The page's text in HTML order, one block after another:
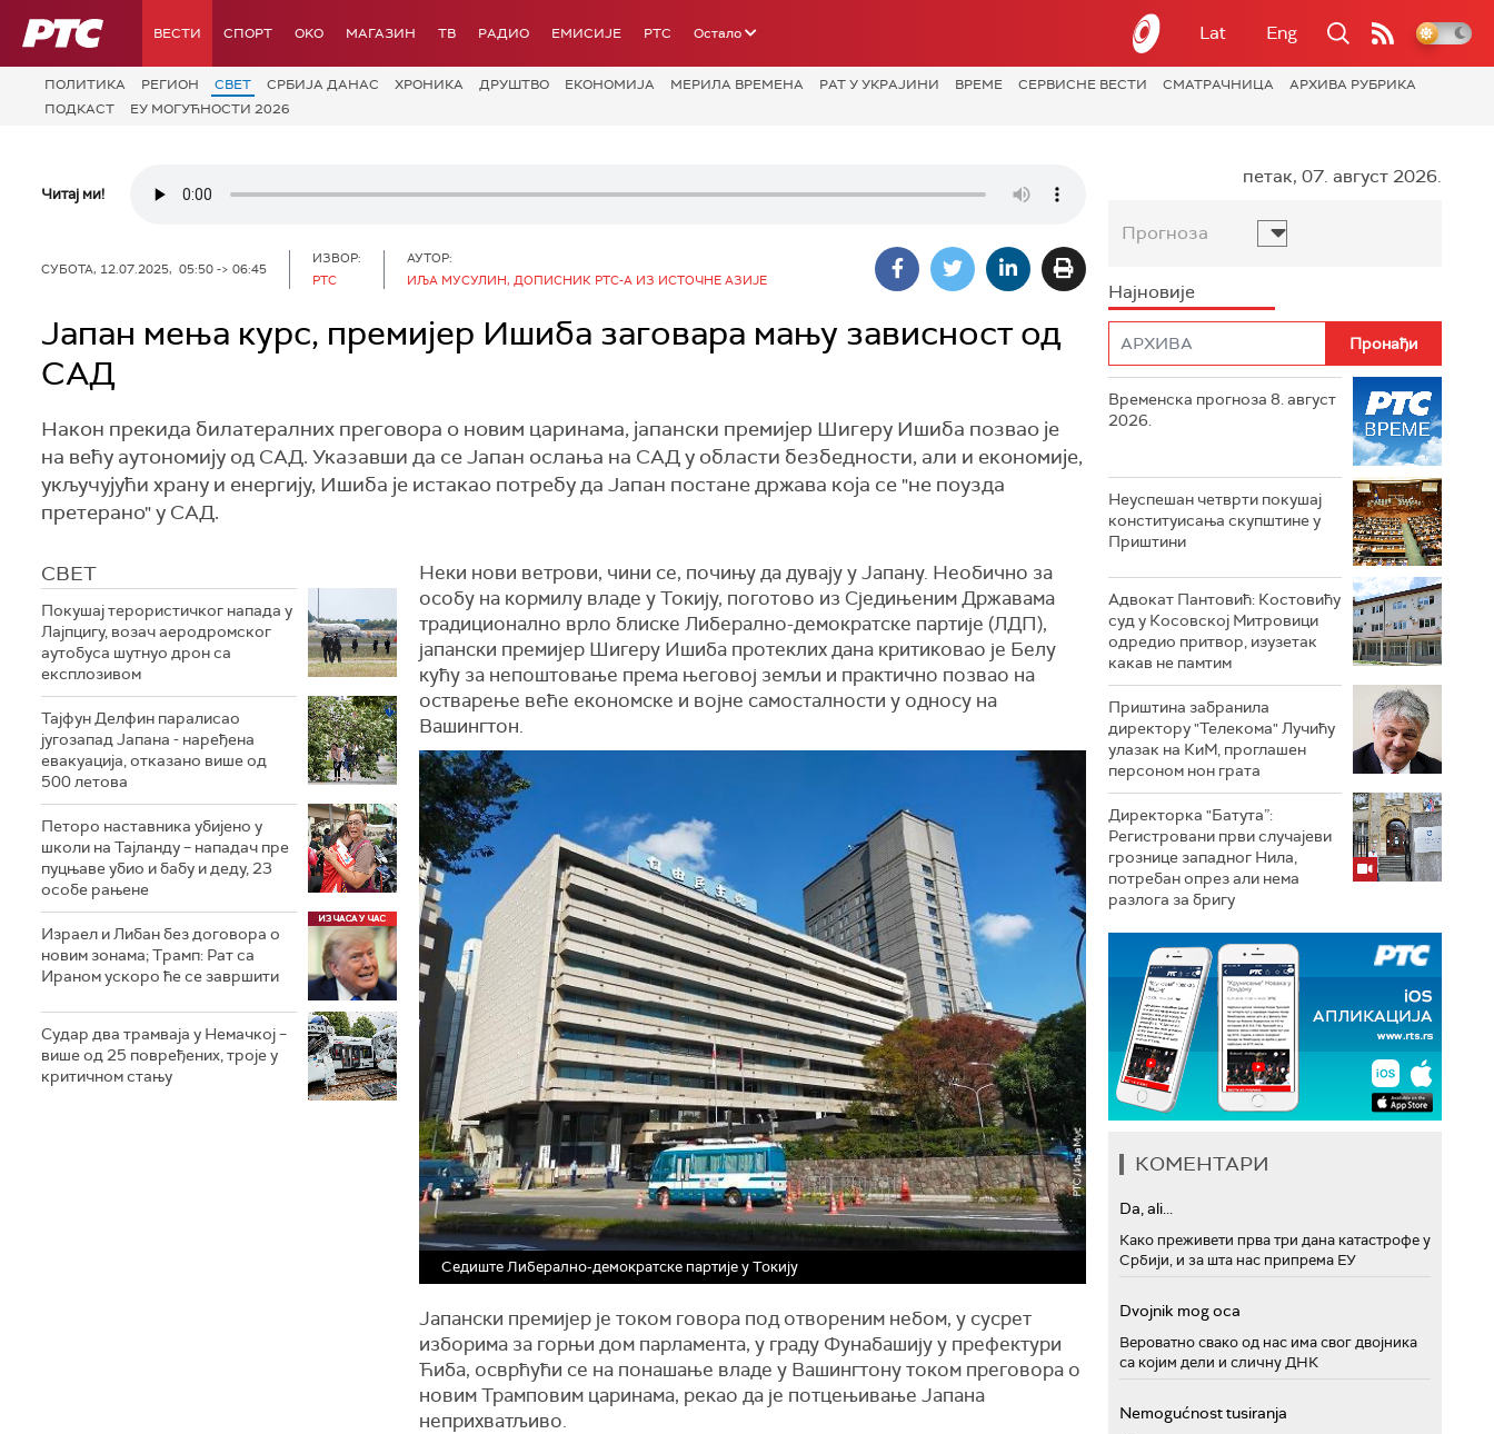
РТС ВЕСТИ СПОРТ OKO МАГАЗИН ТВ РАДИО ЕМИСИЈЕ РТС Остало Lat Eng
ПОЛИТИКА РЕГИОН СВЕТ СРБИЈА ДАНАС ХРОНИКА ДРУШТВО ЕКОНОМИЈА МЕРИЛА ВРЕМЕНА РАТ У УКРАЈИНИ ВРЕМЕ СЕРВИСНЕ ВЕСТИ СМАТРАЧНИЦА
АРХИВА РУБРИКА
ПОДКАСТ
ЕУ МОГУЋНОСТИ 2026
Читај ми!
СУБОТА, 12.07.2025, 05:50 -> 06:45
ИЗВОР:
РТС
АУТОР:
ИЉА МУСУЛИН, ДОПИСНИК РТС-А ИЗ ИСТОЧНЕ АЗИЈЕ
Јапан мења курс, премијер Ишиба заговара мању зависност од
САД
Након прекида билатералних преговора о новим царинама, јапански премијер Шигеру Ишиба позвао је
на већу аутономију од САД. Указавши да се Јапан ослања на САД у области безбедности, али и економије,
укључујући храну и енергију, Ишиба је истакао потребу да Јапан постане држава која се "не поузда
претерано" у САД.
СВЕТ
Покушај терористичког напада у
Лајпцигу, возач аеродромског
аутобуса шутнуо дрон са
експлозивом
Тајфун Делфин паралисао
југозапад Јапана - наређена
евакуација, отказано више од
500 летова
Петоро наставника убијено у
школи на Тајланду – нападач пре
пуцњаве убио и бабу и деду, 23
особе рањене
Израел и Либан без договора о
новим зонама; Трамп: Рат са
Ираном ускоро ће се завршити
Судар два трамваја у Немачкој –
више од 25 повређених, троје у
критичном стању
Неки нови ветрови, чини се, почињу да дувају у Јапану. Необично за
особу на кормилу владе у Токију, поготово из Сједињеним Државама
традиционално врло блиске Либерално-демократске партије (ЛДП),
јапански премијер Шигеру Ишиба протеклих дана критиковао је Белу
кућу за непоштовање према његовој земљи и практично позвао на
остварење веће економске и војне самосталности у односу на
Вашингтон.
Седиште Либерално-демократске партије у Токију
Јапански премијер је током говора под отвореним небом, у сусрет
изборима за горњи дом парламента, у граду Фунабашију у префектури
Ћиба, осврћући се на понашање владе у Вашингтону током преговора о
новим Трамповим царинама, рекао да је потцењивање Јапана
неприхватљиво.
петак, 07. август 2026.
Прогноза
Најновије
Временска прогноза 8. август
2026.
Неуспешан четврти покушај
конституисања скупштине у
Приштини
Адвокат Пантовић: Костовићу
суд у Косовској Митровици
одредио притвор, изузетак
какав не памтим
Приштина забранила
директору "Телекома" Лучићу
улазак на КиМ, проглашен
персоном нон грата
Директорка "Батута”:
Регистровани први случајеви
грознице западног Нила,
потребан опрез али нема
разлога за бригу
КОМЕНТАРИ
Da, ali...
Како преживети прва три дана катастрофе у
Србији, и за шта нас припрема ЕУ
Dvojnik mog oca
Вероватно свако од нас има свог двојника
са којим дели и сличну ДНК
Nemogućnost tusiranja